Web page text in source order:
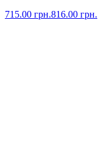
715.00 грн.816.00 грн.